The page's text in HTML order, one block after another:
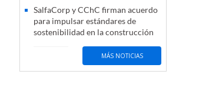
SalfaCorp y CChC firman acuerdo
para impulsar estándares de
sostenibilidad en la construcción
MÁS NOTICIAS